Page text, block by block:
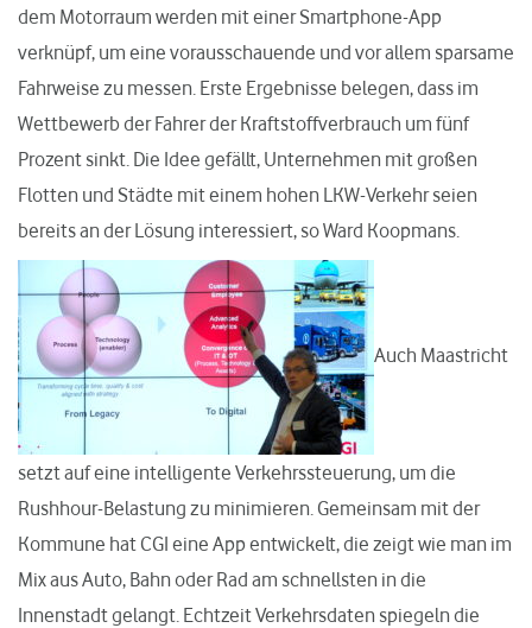
dem Motorraum werden mit einer Smartphone-App
verknüpf, um eine vorausschauende und vor allem sparsame
Fahrweise zu messen. Erste Ergebnisse belegen, dass im
Wettbewerb der Fahrer der Kraftstoffverbrauch um fünf
Prozent sinkt. Die Idee gefällt, Unternehmen mit großen
Flotten und Städte mit einem hohen LKW-Verkehr seien
bereits an der Lösung interessiert, so Ward Koopmans.
Auch Maastricht
setzt auf eine intelligente Verkehrssteuerung, um die
Rushhour-Belastung zu minimieren. Gemeinsam mit der
Kommune hat CGI eine App entwickelt, die zeigt wie man im
Mix aus Auto, Bahn oder Rad am schnellsten in die
Innenstadt gelangt. Echtzeit Verkehrsdaten spiegeln die